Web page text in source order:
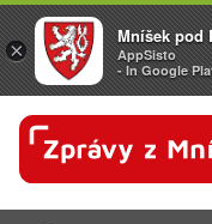
×
Mníšek pod
AppSisto
- In Google